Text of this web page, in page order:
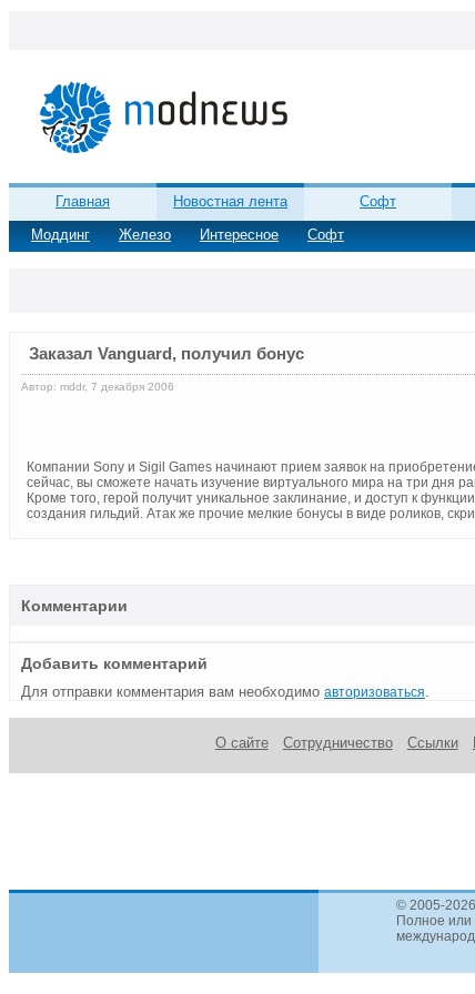
Главная
Новостная лента
Моддинг
Железо Интересное Софт
Софт
Заказал Vanguard, получил бонус
Автор: mddr, 7 декабря 2006
Компании Sony и Sigil Games начинают прием заявок на
сейчас, вы сможете начать изучение виртуального мира на три дня
Кроме того, герой получит уникальное заклинание, и доступ к
создания гильдий. Атак же прочие мелкие бонусы в виде роликов,
Комментарии
Добавить комментарий
Для отправки комментария вам необходимо авторизоваться
О сайте Сотрудничество Ссылки
© 2005-2026
Полное или